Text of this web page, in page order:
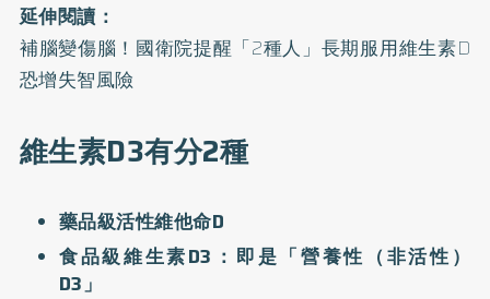
延伸閱讀：
補腦變傷腦！國衛院提醒「2種人」長期服用維生素D
恐增失智風險
維生素D3有分2種
藥品級活性維他命D
食品級維生素D3：即是「營養性（非活性）
D3」